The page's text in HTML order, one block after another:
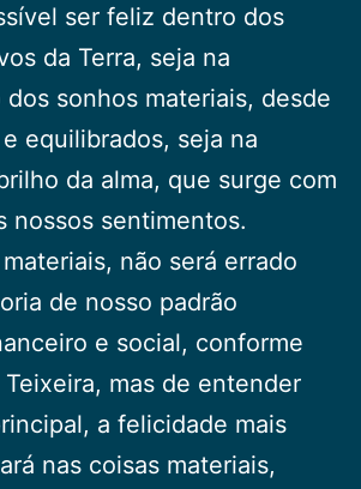
ser feliz dentro dos
da Terra, seja na
sonhos materiais, desde
equilibrados, seja na
da alma, que surge com
nossos sentimentos.
não será errado
de nosso padrão
e social, conforme
Teixeira, mas de entender
a felicidade mais
nas coisas materiais,